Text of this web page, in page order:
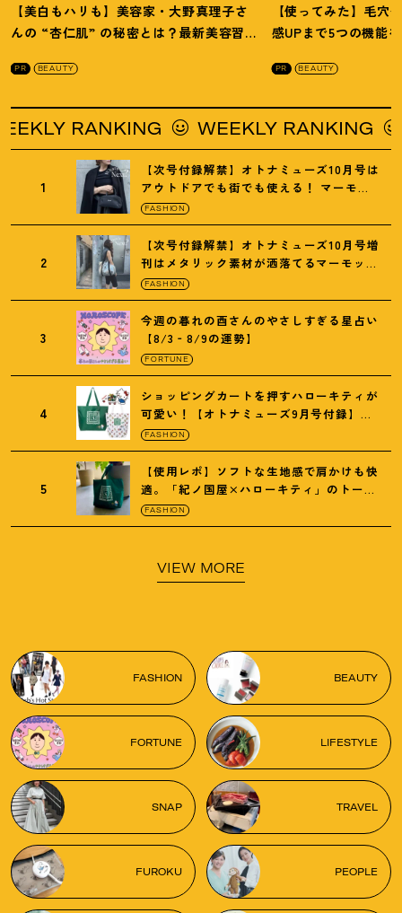
【美白もハリも】美容家・大野真理子さ
んの “杏仁肌” の秘密とは ？ 最新美容習慣
PR BEAUTY
【使ってみた】毛穴
感UPまで5つの機能
PR BEAUTY
WEEKLY RANKING
1
【次号付録解禁】オトナミューズ10月号は
アウトドアでも街でも使える ！ マーモッ
トの黒ショルダー
FASHION
2
【次号付録解禁】オトナミューズ10月号増
刊はメタリック素材が洒落てるマーモット
の保冷バッグ
FASHION
3
今週の暮れの酉さんのやさしすぎる星占い
【8/3‐8/9の運勢】
FORTUNE
4
ショッピングカートを押すハローキティが
可愛い ！
【オトナミューズ9月号付録】紀
ノ国屋バッグ
FASHION
5
【使用レポ】ソフトな生地感で肩かけも快
適。「紀ノ国屋×ハローキティ」のトート
がガシガシ使えて最高です
FASHION
VIEW MORE
FASHION BEAUTY
FORTUNE LIFESTYLE
SNAP TRAVEL
FUROKU PEOPLE